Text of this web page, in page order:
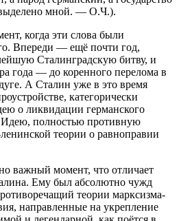
мной. — О.Ч.).
когда эти слова были
Впереди — ещё почти год,
Сталинградскую битву, и
года — до коренного перелома в
А Сталин уже в это время
категорически
о ликвидации германского
Идею, полностью противную
теории о равноправии
важный момент, что отличает
Ему был абсолютно чужд
теории марксизма-
направленные на укрепление